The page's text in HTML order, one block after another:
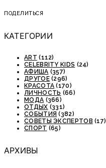
ПОДЕЛИТЬСЯ
КАТЕГОРИИ
ART (112)
CELEBRITY KIDS (24)
АФИША (357)
ДРУГОЕ(296)
КРАСОТА (170)
ЛИЧНОСТЬ (66)
МОДА (366)
ОТДЫХ (331)
СОБЫТИЯ (382)
СОВЕТЫ ЭКСПЕРТОВ (17)
СПОРТ (65)
АРХИВЫ